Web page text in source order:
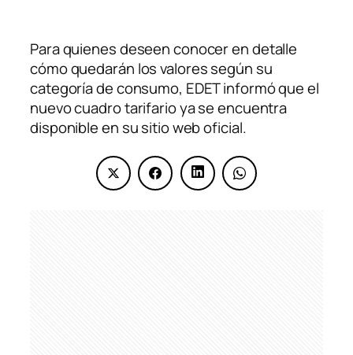
Para quienes deseen conocer en detalle
cómo quedarán los valores según su
categoría de consumo, EDET informó que el
nuevo cuadro tarifario ya se encuentra
disponible en su sitio web oficial.